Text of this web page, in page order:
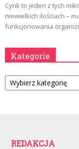
Cynk to jeden z tych
niewielkich ilościach –
funkcjonowania
Kategorie
Kategorie
REDAKCJA